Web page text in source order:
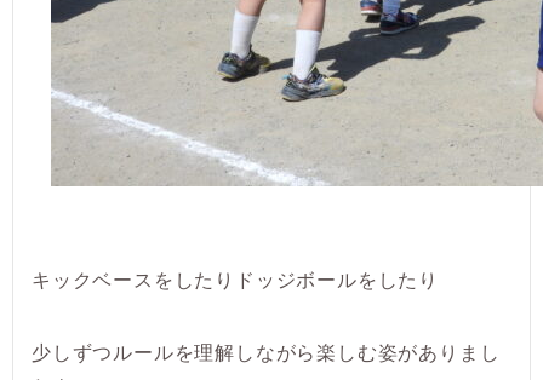
キックベースをしたりドッジボールをしたり
少しずつルールを理解しながら楽しむ姿がありまし